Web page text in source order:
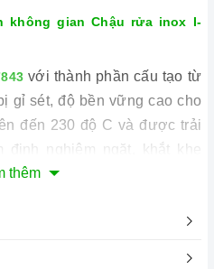
không gianChậu rửa inox I-
với thành phần cấu tạo từ
gỉ sét, độ bền vững cao cho
đến 230 độ C và được trải
định nghiêm ngặt, khắt khe
tâm về chất lượng mà sản
kế nội thất sẽ làm cho
thêm